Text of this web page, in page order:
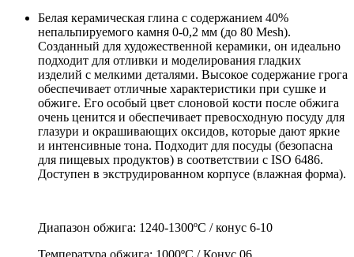
Белая керамическая глина с содержанием 40%
непальпируемого камня 0-0,2 мм (до 80 Mesh).
Созданный для художественной керамики, он идеально
подходит для отливки и моделирования гладких
изделий с мелкими деталями. Высокое содержание грога
обеспечивает отличные характеристики при сушке и
обжиге. Его особый цвет слоновой кости после обжига
очень ценится и обеспечивает превосходную посуду для
глазури и окрашивающих оксидов, которые дают яркие
и интенсивные тона. Подходит для посуды (безопасна
для пищевых продуктов) в соответствии с ISO 6486.
Доступен в экструдированном корпусе (влажная форма).
Диапазон обжига: 1240-1300ºC / конус 6-10
Температура обжига: 1000ºC / Конус 06